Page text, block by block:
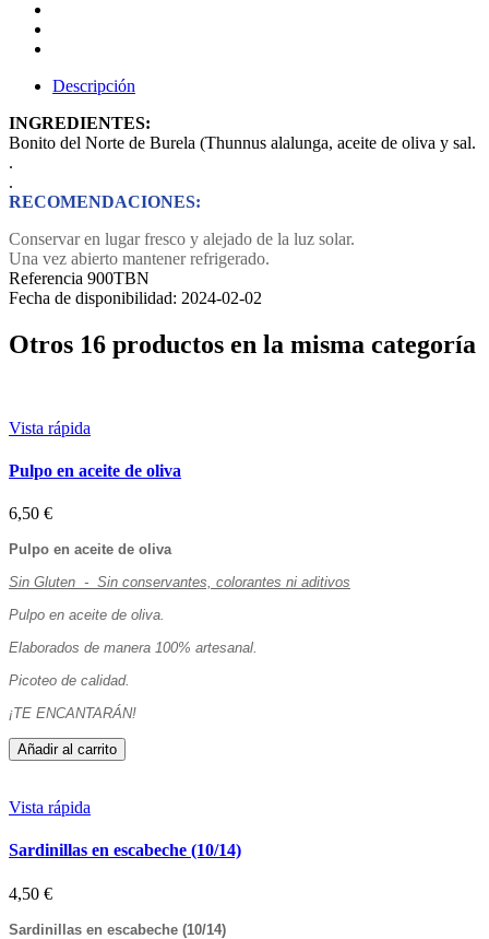
Descripción
INGREDIENTES:
Bonito del Norte de Burela (Thunnus alalunga, aceite de oliva y sal.
.
.
RECOMENDACIONES:
Conservar en lugar fresco y alejado de la luz solar.
Una vez abierto mantener refrigerado.
Referencia 900TBN
Fecha de disponibilidad: 2024-02-02
Otros 16 productos en la misma categoría
Vista rápida
Pulpo en aceite de oliva
6,50 €
Pulpo en aceite de oliva
Sin Gluten - Sin conservantes, colorantes ni aditivos
Pulpo en aceite de oliva.
Elaborados de manera 100% artesanal.
Picoteo de calidad.
¡TE ENCANTARÁN!
Añadir al carrito
Vista rápida
Sardinillas en escabeche (10/14)
4,50 €
Sardinillas en escabeche (10/14)